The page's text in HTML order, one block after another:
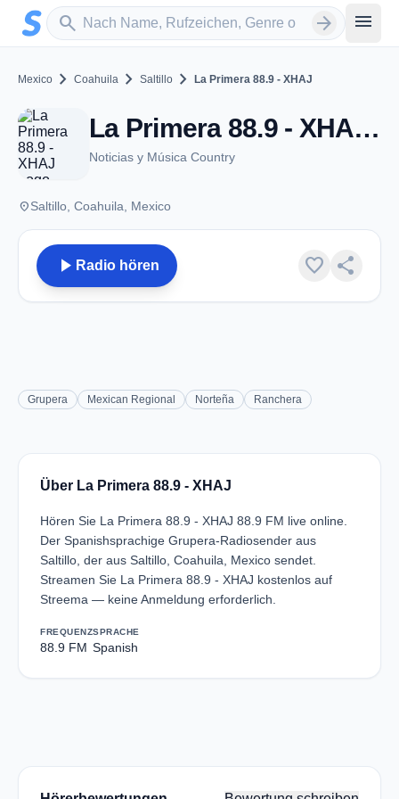
Zum Hauptinhalt springen
search
Sender suchen arrow_forward menu
Mexico chevron_right Coahuila chevron_right Saltillo chevron_right La Primera 88.9 - XHAJ
La Primera 88.9 - XHAJ - FM 88.9 - Saltillo, CI
Noticias y Música Country
placeSaltillo, Coahuila, Mexico
play_arrow Radio hören favorite share
Grupera Mexican Regional Norteña Ranchera
Über La Primera 88.9 - XHAJ
Hören Sie La Primera 88.9 - XHAJ 88.9 FM live online.
Der Spanishsprachige Grupera-Radiosender aus
Saltillo, der aus Saltillo, Coahuila, Mexico sendet.
Streamen Sie La Primera 88.9 - XHAJ kostenlos auf
Streema — keine Anmeldung erforderlich.
FREQUENZ
88.9 FM
SPRACHE
Spanish